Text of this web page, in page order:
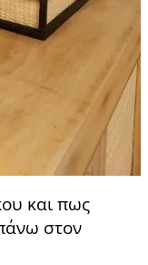
και πως
στον